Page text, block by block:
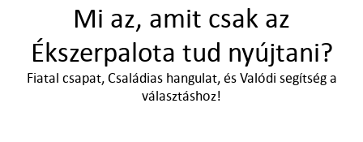
Mi az, amit csak az
Ékszerpalota tud nyújtani?
Fiatal csapat, Családias hangulat, és Valódi segítség a
választáshoz!